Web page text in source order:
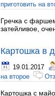
приготовить на
Гречка с
затейливое,
Картошка в
19.01.2017
на второе
Картошка с